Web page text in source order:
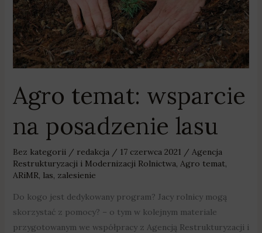
Agro temat: wsparcie
na posadzenie lasu
Bez kategorii/ redakcja / 17 czerwca 2021 / Agencja
Restrukturyzacji i Modernizacji Rolnictwa, Agro temat,
ARiMR, las, zalesienie
Do kogo jest dedykowany program? Jacy rolnicy mogą
skorzystać z pomocy? – o tym w kolejnym materiale
przygotowanym we współpracy z Agencją Restrukturyzacji i